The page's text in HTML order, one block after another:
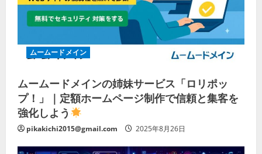
ムームードメイン
ムームードメインの姉妹サービス「ロリポッ
プ！」｜定額ホームページ制作で信頼と集客を
強化しよう
pikakichi2015@gmail.com 2025年8月26日